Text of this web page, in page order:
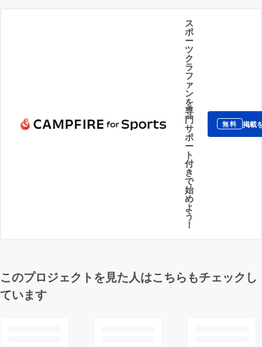
ス
ポ
ー
ツ
ク
ラ
フ
ァ
ン
を
専
門
サ
ポ
ー
ト
付
き
で
始
め
よ
う
！
無料 掲載
このプロジェクトを見た人はこちらもチェックし
ています